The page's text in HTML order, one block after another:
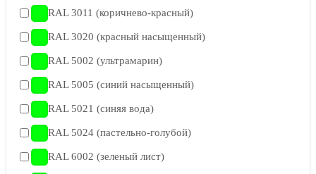
RAL 3011 (коричнево-красный)
RAL 3020 (красный насыщенный)
RAL 5002 (ультрамарин)
RAL 5005 (синий насыщенный)
RAL 5021 (синяя вода)
RAL 5024 (пастельно-голубой)
RAL 6002 (зеленый лист)